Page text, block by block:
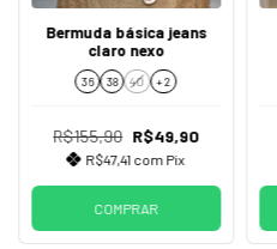
Bermuda básica jeans
claro nexo
36 38 40 + 2
R$155,90 R$49,90
R$47,41 com Pix
COMPRAR